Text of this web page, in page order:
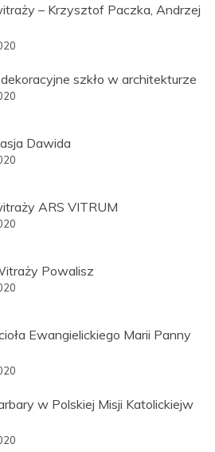
– Krzysztof Paczka, Andrzej
szkło w architekturze
Dawida
ARS VITRUM
Powalisz
Ewangielickiego Marii Panny
w Polskiej Misji Katolickiejw